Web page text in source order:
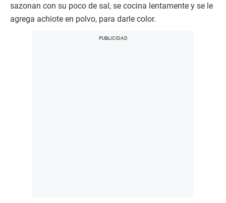
sazonan con su poco de sal, se cocina lentamente y se le
agrega achiote en polvo, para darle color.